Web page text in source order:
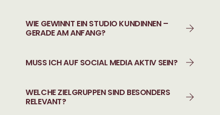
WIE GEWINNT EIN STUDIO KUNDINNEN –
GERADE AM ANFANG?
MUSS ICH AUF SOCIAL MEDIA AKTIV SEIN?
WELCHE ZIELGRUPPEN SIND BESONDERS
RELEVANT?